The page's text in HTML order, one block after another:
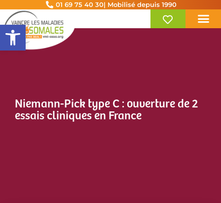
Ouvrir la barre d’outils
01 69 75 40 30| Mobilisé depuis 1990
Niemann-Pick type C : ouverture de 2
essais cliniques en France